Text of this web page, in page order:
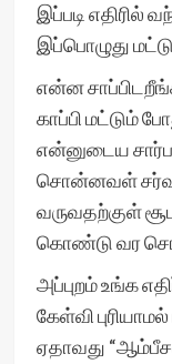
இப்படி எதிரில்
இப்பொழுது
என்ன
காப்பி மட்டும்
என்னுடைய
சொன்னவள்
வருவதற்குள்
கொண்டு வர
அப்புறம் உங்க
கேள்வி
ஏதாவது